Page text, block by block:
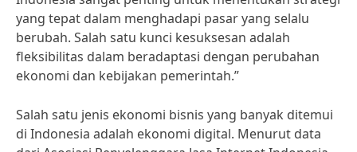
yang tepat dalam menghadapi pasar yang selalu
berubah. Salah satu kunci kesuksesan adalah
fleksibilitas dalam beradaptasi dengan perubahan
ekonomi dan kebijakan pemerintah.”
Salah satu jenis ekonomi bisnis yang banyak ditemui
di Indonesia adalah ekonomi digital. Menurut data